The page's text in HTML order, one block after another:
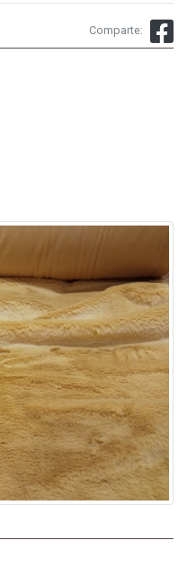
Comparte: